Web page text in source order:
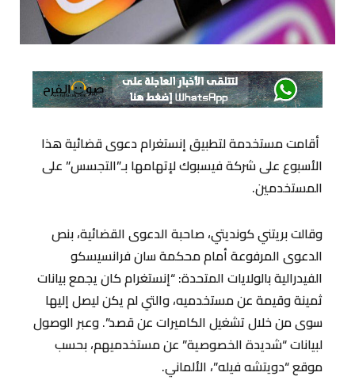
أقامت مستخدمة لتطبيق إنستغرام دعوى قضائية هذا
الأسبوع على شركة فيسبوك لإتهامها بـ”التجسس” على
المستخدمين.
وقالت بريتني كونديتي، صاحبة الدعوى القضائية، بنص
الدعوى المرفوعة أمام محكمة سان فرانسيسكو
الفيدرالية بالولايات المتحدة: “إنستغرام كان يجمع بيانات
ثمينة وقيمة عن مستخدميه، والتي لم يكن ليصل إليها
سوى من خلال تشغيل الكاميرات عن قصد”. وعبر الوصول
لبيانات “شديدة الخصوصية” عن مستخدميهم، بحسب
موقع “دويتشه فيله”، الألماني.